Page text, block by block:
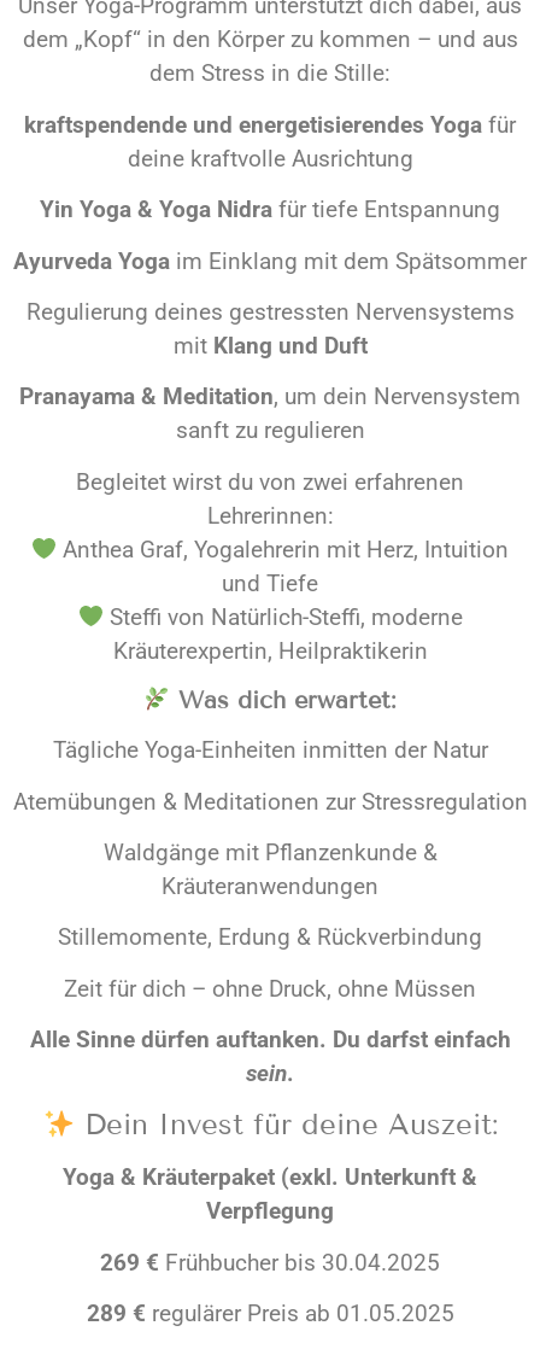
Unser Yoga-Programm unterstützt dich dabei, aus
dem „Kopf“ in den Körper zu kommen – und aus
dem Stress in die Stille:
kraftspendende und energetisierendes Yoga für
deine kraftvolle Ausrichtung
Yin Yoga & Yoga Nidra für tiefe Entspannung
Ayurveda Yoga im Einklang mit dem Spätsommer
Regulierung deines gestressten Nervensystems
mit Klang und Duft
Pranayama & Meditation, um dein Nervensystem
sanft zu regulieren
Begleitet wirst du von zwei erfahrenen
Lehrerinnen:
Anthea Graf, Yogalehrerin mit Herz, Intuition
und Tiefe
Steffi von Natürlich-Steffi, moderne
Kräuterexpertin, Heilpraktikerin
Was dich erwartet:
Tägliche Yoga-Einheiten inmitten der Natur
Atemübungen & Meditationen zur Stressregulation
Waldgänge mit Pflanzenkunde &
Kräuteranwendungen
Stillemomente, Erdung & Rückverbindung
Zeit für dich – ohne Druck, ohne Müssen
Alle Sinne dürfen auftanken. Du darfst einfach
sein.
Dein Invest für deine Auszeit:
Yoga & Kräuterpaket (exkl. Unterkunft &
Verpflegung
269 € Frühbucher bis 30.04.2025
289 € regulärer Preis ab 01.05.2025